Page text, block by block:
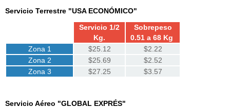
Servicio Terrestre "USA ECONÓMICO"
Servicio 1/2
Kg.
Sobrepeso
0.51 a 68 Kg
Zona 1
$25.12
$2.22
Zona 2
$25.69
$2.52
Zona 3
$27.25 $3.57
Servicio Aéreo "GLOBAL EXPRÉS"